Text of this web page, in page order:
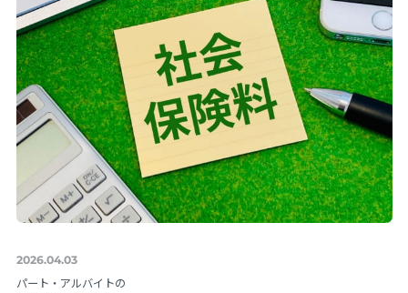
2026.04.03
パート・アルバイトの